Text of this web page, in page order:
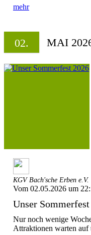
mehr
02. MAI
KGV Bach'sche Erben e.V.
Vom 02.05.2026 um
Unser
Nur noch wenige
Attraktionen warten auf